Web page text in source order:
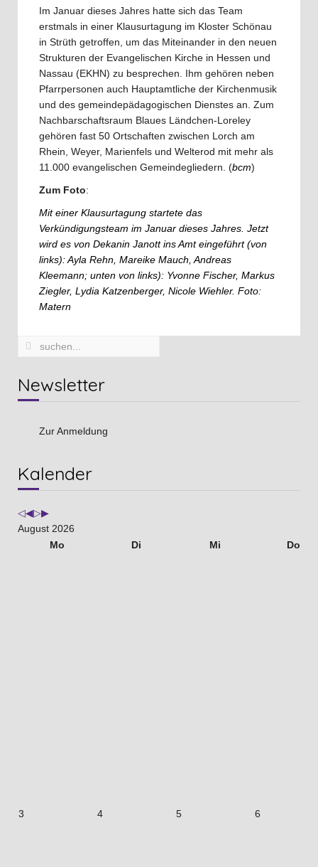
Im Januar dieses Jahres hatte sich das Team
erstmals in einer Klausurtagung im Kloster Schönau
in Strüth getroffen, um das Miteinander in den neuen
Strukturen der Evangelischen Kirche in Hessen und
Nassau (EKHN) zu besprechen. Ihm gehören neben
Pfarrpersonen auch Hauptamtliche der Kirchenmusik
und des gemeindepädagogischen Dienstes an. Zum
Nachbarschaftsraum Blaues Ländchen-Loreley
gehören fast 50 Ortschaften zwischen Lorch am
Rhein, Weyer, Marienfels und Welterod mit mehr als
11.000 evangelischen Gemeindegliedern. (bcm)
Zum Foto:
Mit einer Klausurtagung startete das
Verkündigungsteam im Januar dieses Jahres. Jetzt
wird es von Dekanin Janott ins Amt eingeführt (von
links): Ayla Rehn, Mareike Mauch, Andreas
Kleemann; unten von links): Yvonne Fischer, Markus
Ziegler, Lydia Katzenberger, Nicole Wiehler. Foto:
Matern
Newsletter
Zur Anmeldung
Kalender
Jahr
Monat
JahrMonat
August 2026
Mo
Di Mi Do
3 4 5 6